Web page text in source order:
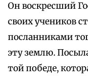
Он воскресший
своих учеников
посланниками
эту землю.
той победе,